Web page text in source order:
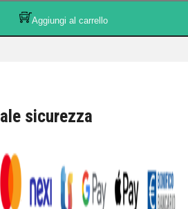
Aggiungi al carrello
sicurezza